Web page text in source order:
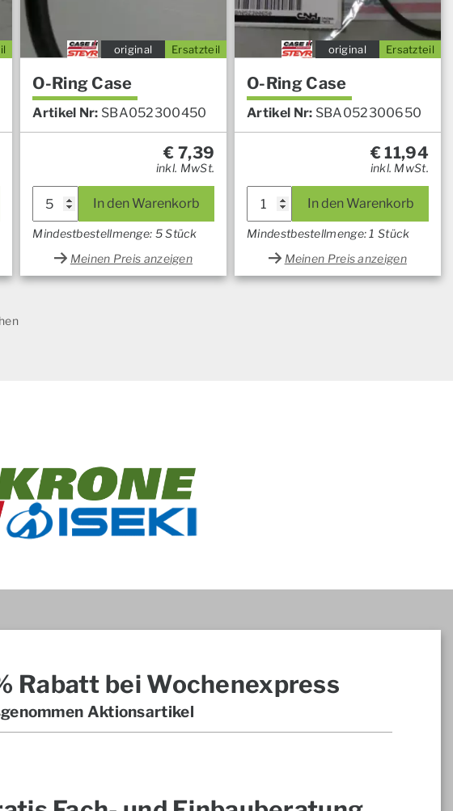
Ersatzteil
original
O-Ring Case
Artikel Nr: SBA052300450
€ 7,39
inkl. MwSt.
In den Warenkorb
Mindestbestellmenge: 5 Stück
Meinen Preis anzeigen
Ersatzteil
original
O-Ring Case
Artikel Nr: SBA052300650
€11,94
inkl. MwSt.
In den Warenkorb
Mindestbestellmenge: 1 Stück
Meinen Preis anzeigen
Rabatt bei Wochenexpress
Aktionsartikel